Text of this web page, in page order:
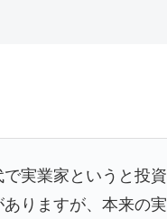
実業家というと投資
りますが、本来の実